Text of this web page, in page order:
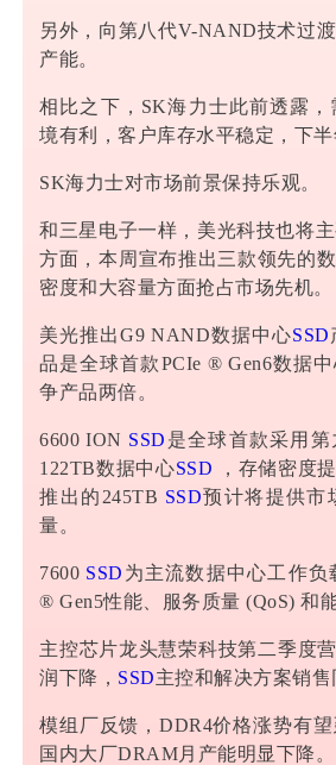
另外，向第八代V-NAND技术过
产能。
相比之下，SK海力士此前透露
境有利，客户库存水平稳定，下半
SK海力士对市场前景保持乐观。
和三星电子一样， 美光科技也将
方面，本周宣布推出三款领先的
密度和大容量方面抢占市场先机。
美光推出G9 NAND数据中心SSD
品是全球首款PCIe ® Gen6数据
争产品两倍。
6600 ION SSD 是全球首款采用
122TB数据中心SSD ，存储密度
推出的245TB SSD预计将提供市
量。
7600 SSD 为主流数据中心工作负
®Gen5性能、服务质量 (QoS) 和
主控芯片龙头慧荣科技第二季度
润下降， SSD主控和解决方案销售
模组厂反馈，DDR4价格涨势有
国内大厂DRAM月产能明显下降。